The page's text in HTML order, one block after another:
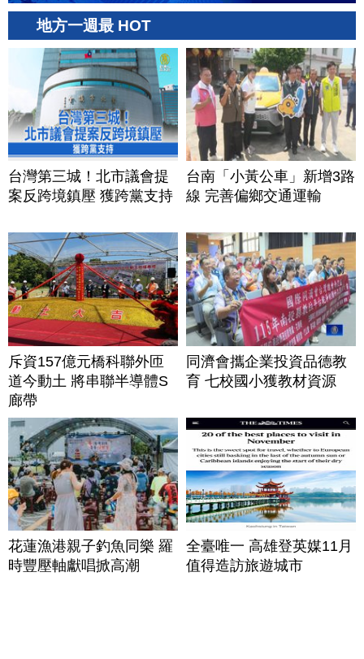
地方一週最 HOT
台灣第三城！北市議會提
案反跨境鎮壓 獲跨黨支持
台南「小黃公車」新增3路
線 完善偏鄉交通運輸
斥資157億元橋科聯外匝
道今動土 將串聯半導體S
廊帶
同濟會攜企業投資品德教
育 七校國小獲教材資源
花蓮漁港親子釣魚同樂 羅
時豐壓軸獻唱掀高潮
全臺唯一 高雄登英媒11月
值得造訪旅遊城市